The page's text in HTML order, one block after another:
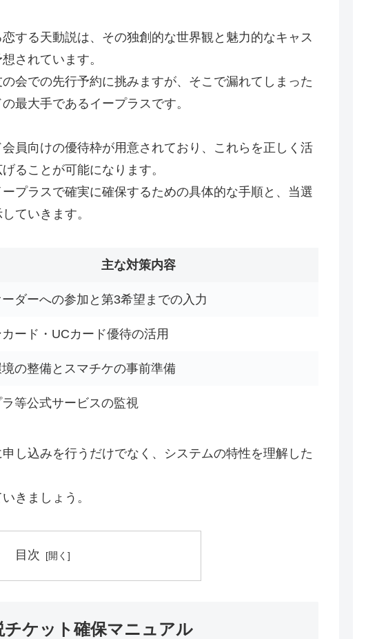
する天動説は、その独創的な世界観と魅力的なキャス
されています。
会での先行予約に挑みますが、そこで漏れてしまった
最大手であるイープラスです。
員向けの優待枠が用意されており、これらを正しく活
ることが可能になります。
プラスで確実に確保するための具体的な手順と、当選
ていきます。
主な対策内容
ダーへの参加と第3希望までの入力
ード・UCカード優待の活用
の整備とスマチケの事前準備
等公式サービスの監視
し込みを行うだけでなく、システムの特性を理解した
きましょう。
目次
ケット確保マニュアル